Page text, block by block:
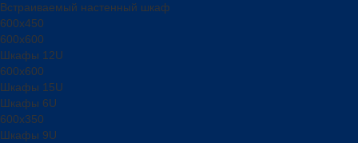
Встраиваемый настенный шкаф
600x450
600x600
Шкафы 12U
600x600
Шкафы 15U
Шкафы 6U
600x350
Шкафы 9U